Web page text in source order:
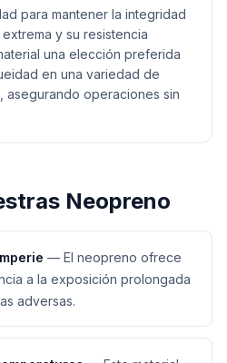
para mantener la integridad
y su resistencia
una elección preferida
en una variedad de
asegurando operaciones sin
Neopreno
— El neopreno ofrece
a la exposición prolongada
adversas.